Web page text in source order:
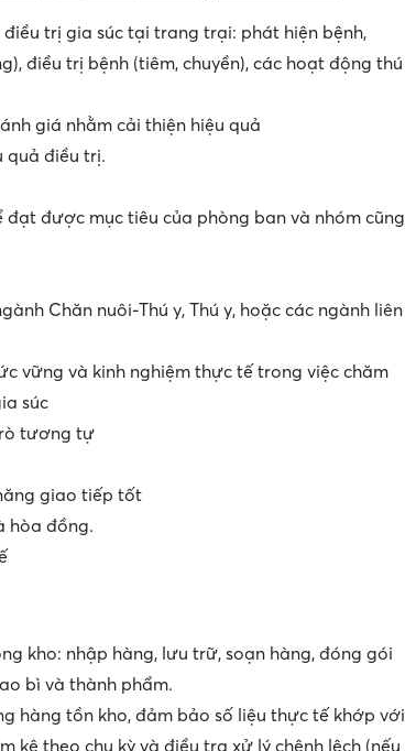
trị gia súc tại trang trại: phát hiện bệnh,
điều trị bệnh (tiêm, chuyền), các hoạt động thú
giá nhằm cải thiện hiệu quả
quả điều trị.
được mục tiêu của phòng ban và nhóm cũng
Chăn nuôi-Thú y, Thú y, hoặc các ngành liên
vững và kinh nghiệm thực tế trong việc chăm
súc
tương tự
giao tiếp tốt
hòa đồng.
kho: nhập hàng, lưu trữ, soạn hàng, đóng gói
bì và thành phẩm.
hàng tồn kho, đảm bảo số liệu thực tế khớp với
kê theo chu kỳ và điều tra xử lý chênh lệch (nếu